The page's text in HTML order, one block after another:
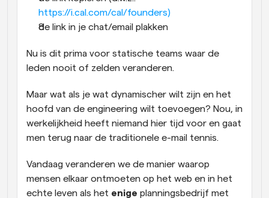
https://i.cal.com/cal/founders)
de link in je chat/email plakken
Nu is dit prima voor statische teams waar de
leden nooit of zelden veranderen.
Maar wat als je wat dynamischer wilt zijn en het
hoofd van de engineering wilt toevoegen? Nou, in
werkelijkheid heeft niemand hier tijd voor en gaat
men terug naar de traditionele e-mail tennis.
Vandaag veranderen we de manier waarop
mensen elkaar ontmoeten op het web en in het
echte leven als het enige planningsbedrijf met